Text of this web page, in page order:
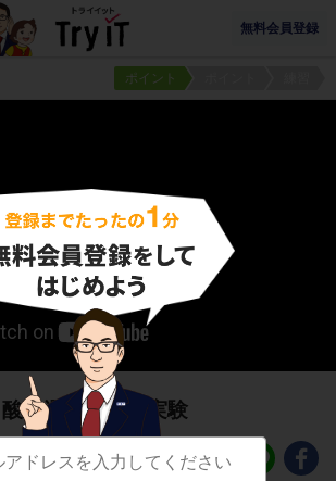
無料会員登録
ポイント
化還元滴定の実験
173